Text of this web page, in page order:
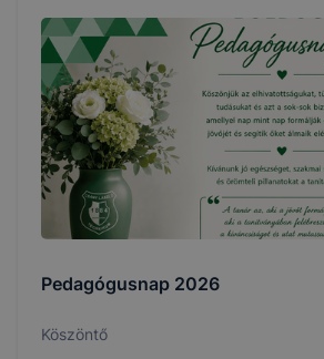
Pedagógusnap 2026
Köszöntő